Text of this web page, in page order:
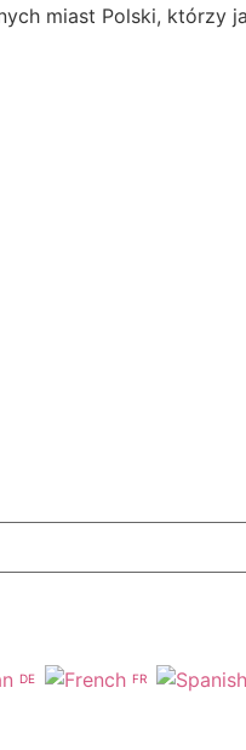
miast Polski,
DE FR